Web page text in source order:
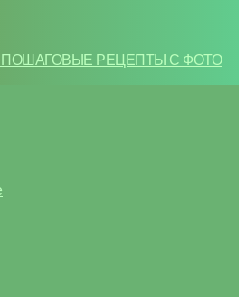
ПОШАГОВЫЕ РЕЦЕПТЫ С ФОТО